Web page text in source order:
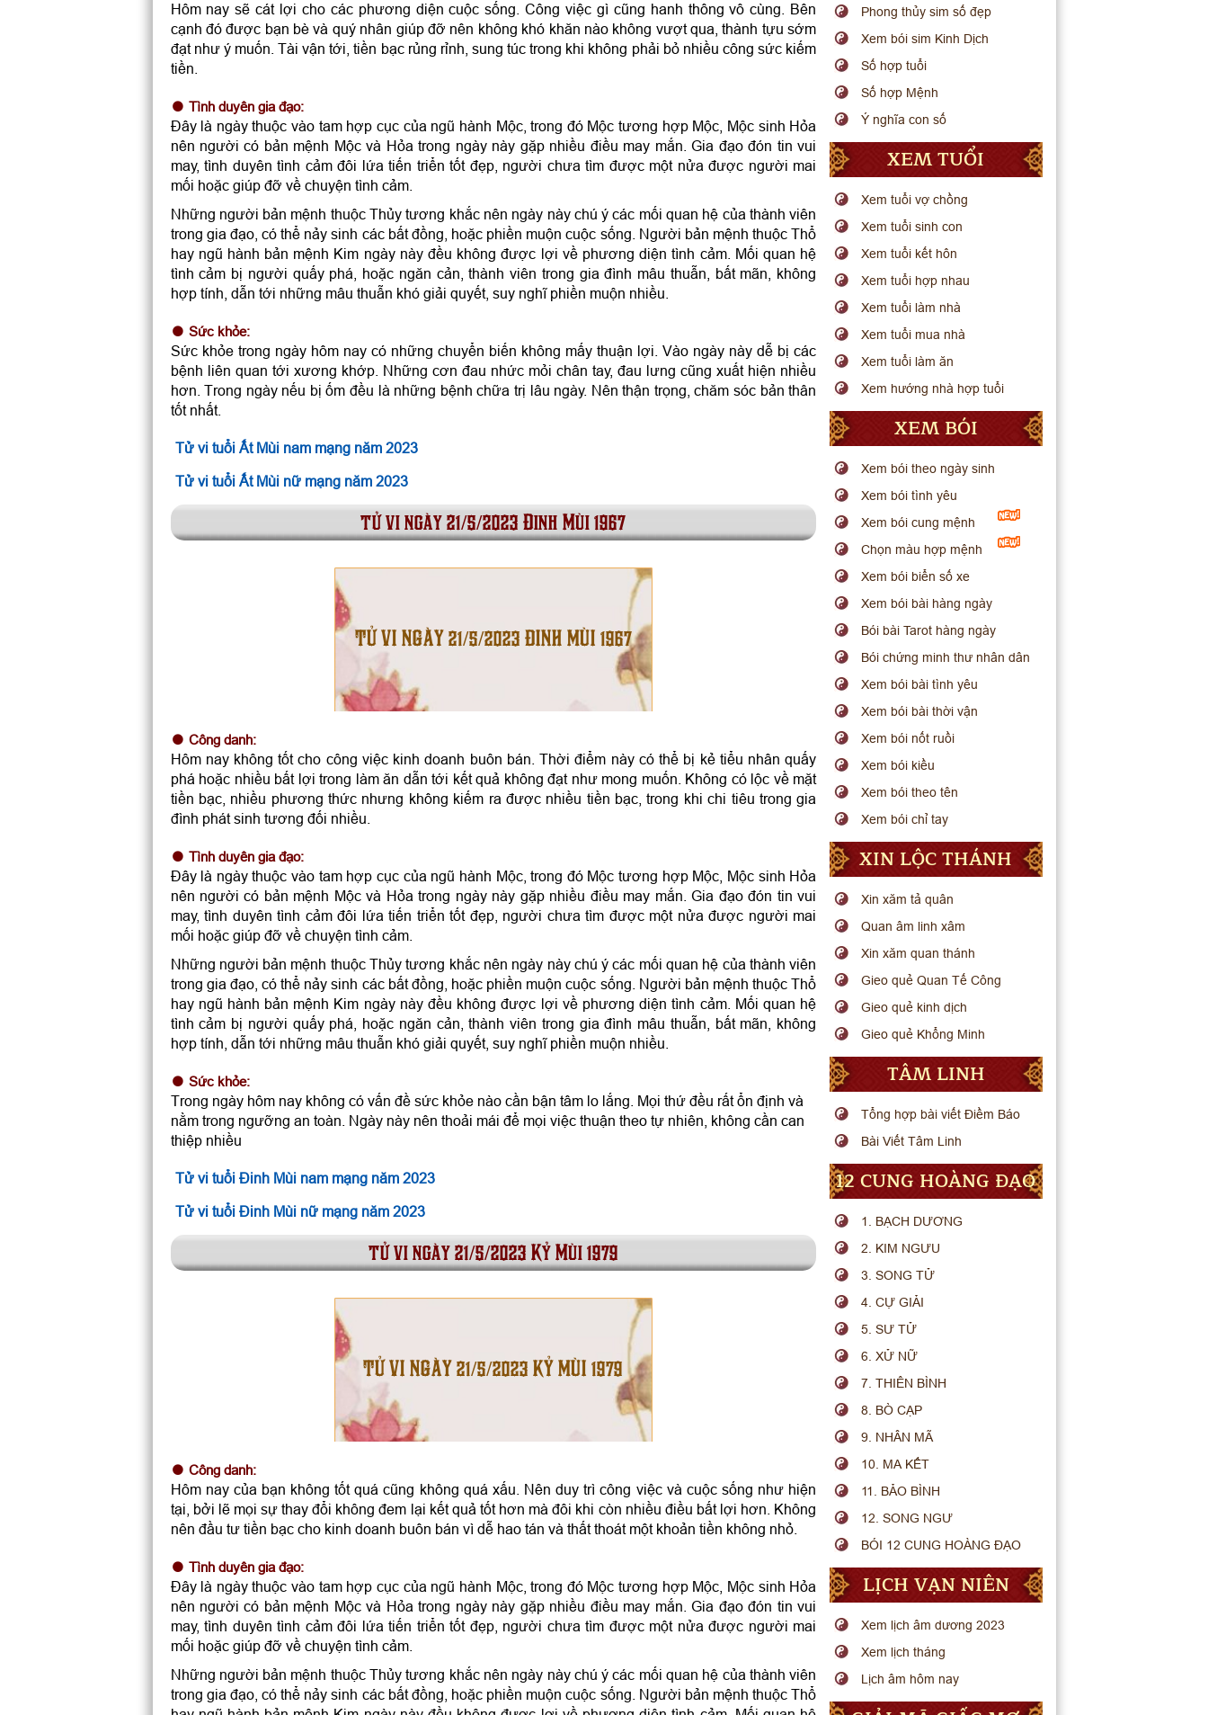
Hôm nay sẽ cát lợi cho các phương diện cuộc sống. Công việc gì cũng hanh thông vô cùng. Bên
cạnh đó được bạn bè và quý nhân giúp đỡ nên không khó khăn nào không vượt qua, thành tựu sớm
đạt như ý muốn. Tài vận tới, tiền bạc rủng rỉnh, sung túc trong khi không phải bỏ nhiều công sức kiếm
tiền.
Tình duyên gia đạo:
Đây là ngày thuộc vào tam hợp cục của ngũ hành Mộc, trong đó Mộc tương hợp Mộc, Mộc sinh Hỏa
nên người có bản mệnh Mộc và Hỏa trong ngày này gặp nhiều điều may mắn. Gia đạo đón tin vui
may, tình duyên tình cảm đôi lứa tiến triển tốt đẹp, người chưa tìm được một nửa được người mai
mối hoặc giúp đỡ về chuyện tình cảm.
Những người bản mệnh thuộc Thủy tương khắc nên ngày này chú ý các mối quan hệ của thành viên
trong gia đạo, có thể nảy sinh các bất đồng, hoặc phiền muộn cuộc sống. Người bản mệnh thuộc Thổ
hay ngũ hành bản mệnh Kim ngày này đều không được lợi về phương diện tình cảm. Mối quan hệ
tình cảm bị người quấy phá, hoặc ngăn cản, thành viên trong gia đình mâu thuẫn, bất mãn, không
hợp tính, dẫn tới những mâu thuẫn khó giải quyết, suy nghĩ phiền muộn nhiều.
Sức khỏe:
Sức khỏe trong ngày hôm nay có những chuyển biến không mấy thuận lợi. Vào ngày này dễ bị các
bệnh liên quan tới xương khớp. Những cơn đau nhức mỏi chân tay, đau lưng cũng xuất hiện nhiều
hơn. Trong ngày nếu bị ốm đều là những bệnh chữa trị lâu ngày. Nên thận trọng, chăm sóc bản thân
tốt nhất.
Tử vi tuổi Ất Mùi nam mạng năm 2023
Tử vi tuổi Ất Mùi nữ mạng năm 2023
tử vi ngày 21/5/2023 Đinh Mùi 1967
TỬ VI NGÀY 21/5/2023 ĐINH MÙI 1967
Công danh:
Hôm nay không tốt cho công việc kinh doanh buôn bán. Thời điểm này có thể bị kẻ tiểu nhân quấy
phá hoặc nhiều bất lợi trong làm ăn dẫn tới kết quả không đạt như mong muốn. Không có lộc về mặt
tiền bạc, nhiều phương thức nhưng không kiếm ra được nhiều tiền bạc, trong khi chi tiêu trong gia
đình phát sinh tương đối nhiều.
Tình duyên gia đạo:
Đây là ngày thuộc vào tam hợp cục của ngũ hành Mộc, trong đó Mộc tương hợp Mộc, Mộc sinh Hỏa
nên người có bản mệnh Mộc và Hỏa trong ngày này gặp nhiều điều may mắn. Gia đạo đón tin vui
may, tình duyên tình cảm đôi lứa tiến triển tốt đẹp, người chưa tìm được một nửa được người mai
mối hoặc giúp đỡ về chuyện tình cảm.
Những người bản mệnh thuộc Thủy tương khắc nên ngày này chú ý các mối quan hệ của thành viên
trong gia đạo, có thể nảy sinh các bất đồng, hoặc phiền muộn cuộc sống. Người bản mệnh thuộc Thổ
hay ngũ hành bản mệnh Kim ngày này đều không được lợi về phương diện tình cảm. Mối quan hệ
tình cảm bị người quấy phá, hoặc ngăn cản, thành viên trong gia đình mâu thuẫn, bất mãn, không
hợp tính, dẫn tới những mâu thuẫn khó giải quyết, suy nghĩ phiền muộn nhiều.
Sức khỏe:
Trong ngày hôm nay không có vấn đề sức khỏe nào cần bận tâm lo lắng. Mọi thứ đều rất ổn định và
nằm trong ngưỡng an toàn. Ngày này nên thoải mái để mọi việc thuận theo tự nhiên, không cần can
thiệp nhiều
Tử vi tuổi Đinh Mùi nam mạng năm 2023
Tử vi tuổi Đinh Mùi nữ mạng năm 2023
tử vi ngày 21/5/2023 Kỷ Mùi 1979
TỬ VI NGÀY 21/5/2023 KỶ MÙI 1979
Công danh:
Hôm nay của bạn không tốt quá cũng không quá xấu. Nên duy trì công việc và cuộc sống như hiện
tại, bởi lẽ mọi sự thay đổi không đem lại kết quả tốt hơn mà đôi khi còn nhiều điều bất lợi hơn. Không
nên đầu tư tiền bạc cho kinh doanh buôn bán vì dễ hao tán và thất thoát một khoản tiền không nhỏ.
Tình duyên gia đạo:
Đây là ngày thuộc vào tam hợp cục của ngũ hành Mộc, trong đó Mộc tương hợp Mộc, Mộc sinh Hỏa
nên người có bản mệnh Mộc và Hỏa trong ngày này gặp nhiều điều may mắn. Gia đạo đón tin vui
may, tình duyên tình cảm đôi lứa tiến triển tốt đẹp, người chưa tìm được một nửa được người mai
mối hoặc giúp đỡ về chuyện tình cảm.
Những người bản mệnh thuộc Thủy tương khắc nên ngày này chú ý các mối quan hệ của thành viên
trong gia đạo, có thể nảy sinh các bất đồng, hoặc phiền muộn cuộc sống. Người bản mệnh thuộc Thổ
Phong thủy sim số đẹp
Xem bói sim Kinh Dịch
Số hợp tuổi
Số hợp Mệnh
Ý nghĩa con số
XEM TUỔI
Xem tuổi vợ chồng
Xem tuổi sinh con
Xem tuổi kết hôn
Xem tuổi hợp nhau
Xem tuổi làm nhà
Xem tuổi mua nhà
Xem tuổi làm ăn
Xem hướng nhà hợp tuổi
XEM BÓI
Xem bói theo ngày sinh
Xem bói tình yêu
Xem bói cung mệnh
Chọn màu hợp mệnh
Xem bói biển số xe
Xem bói bài hàng ngày
Bói bài Tarot hàng ngày
Bói chứng minh thư nhân dân
Xem bói bài tình yêu
Xem bói bài thời vận
Xem bói nốt ruồi
Xem bói kiều
Xem bói theo tên
Xem bói chỉ tay
XIN LỘC THÁNH
Xin xăm tả quân
Quan âm linh xâm
Xin xăm quan thánh
Gieo quẻ Quan Tế Công
Gieo quẻ kinh dịch
Gieo quẻ Khổng Minh
TÂM LINH
Tổng hợp bài viết Điềm Báo
Bài Viết Tâm Linh
12 CUNG HOÀNG ĐẠO
1. BẠCH DƯƠNG
2. KIM NGƯU
3. SONG TỬ
4. CỰ GIẢI
5. SƯ TỬ
6. XỬ NỮ
7. THIÊN BÌNH
8. BÒ CẠP
9. NHÂN MÃ
10. MA KẾT
11. BẢO BÌNH
12. SONG NGƯ
BÓI 12 CUNG HOÀNG ĐẠO
LỊCH VẠN NIÊN
Xem lịch âm dương 2023
Xem lịch tháng
Lịch âm hôm nay